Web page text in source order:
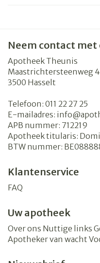
Neem contact met
Apotheek Theunis
Maastrichtersteenweg
3500 Hasselt
Telefoon: 011 22 27 25
E-mailadres: info@
APB nummer: 712219
Apotheek titularis:
BTW nummer:
Klantenservice
FAQ
Uw apotheek
Over ons Nuttige links
Apotheker van wacht